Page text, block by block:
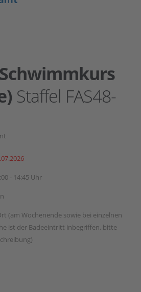
Staffel FAS48-
- 14:45 Uhr
(am Wochenende sowie bei einzelnen
ist der Badeeintritt inbegriffen, bitte